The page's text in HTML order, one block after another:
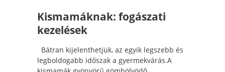
Kismamáknak: fogászati
kezelések
Bátran kijelenthetjük, az egyik legszebb és
legboldogabb időszak a gyermekvárás.A